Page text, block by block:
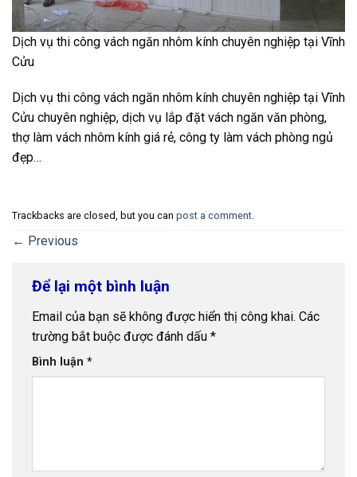
Dịch vụ thi công vách ngăn nhôm kính chuyên nghiệp tại Vĩnh
Cửu
Dịch vụ thi công vách ngăn nhôm kính chuyên nghiệp tại Vĩnh
Cửu chuyên nghiệp, dịch vụ lắp đặt vách ngăn văn phòng,
thợ làm vách nhôm kính giá rẻ, công ty làm vách phòng ngủ
đẹp…
Trackbacks are closed, but you can post a comment.
← Previous
Để lại một bình luận
Email của bạn sẽ không được hiển thị công khai. Các
trường bắt buộc được đánh dấu *
Bình luận *